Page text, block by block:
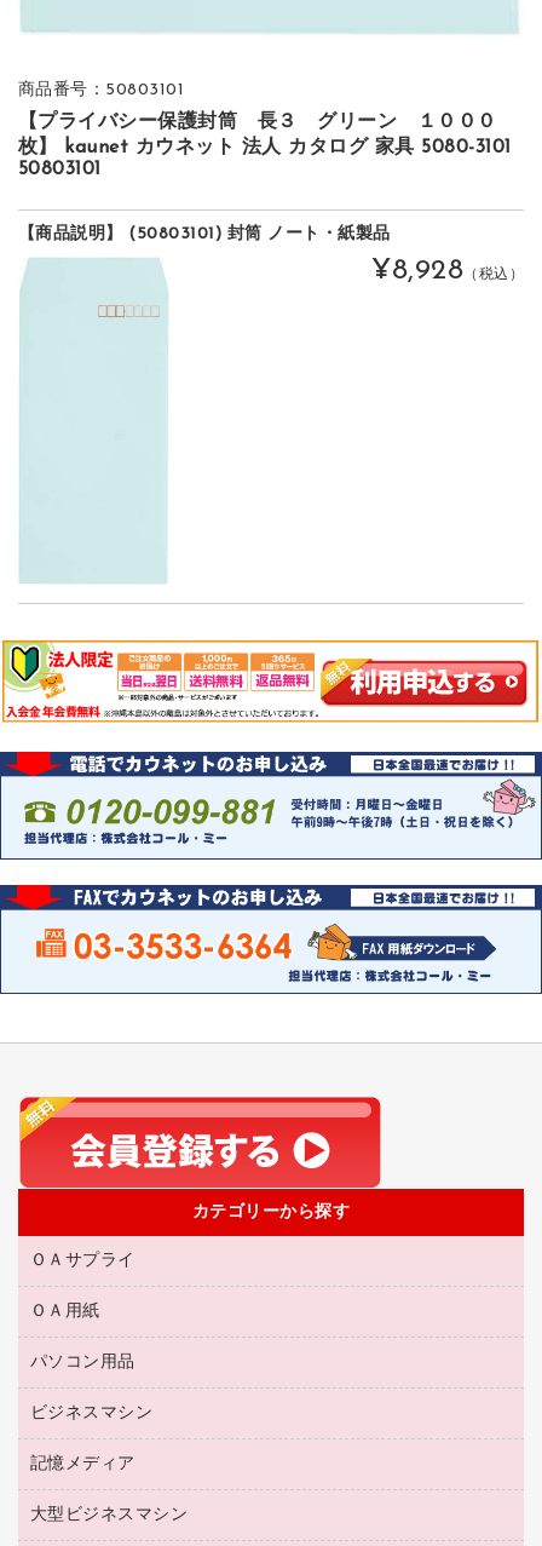
商品番号：50803101
【プライバシー保護封筒 長３ グリーン １０００
枚】 kaunet カウネット 法人 カタログ 家具 5080-3101
50803101
【商品説明】 (50803101) 封筒 ノート・紙製品
¥8,928 （税込）
カテゴリーから探す
ＯＡサプライ
互換インクカートリッジ
リサイクルトナー（プール方式）
リサイクルインクカートリッジ
プリンタ用リボン
トナーカートリッジ
ＯＡ用紙
名刺用紙
ワープロ用紙
ラベル用紙
プロッター用紙
パソコン用品
パソコン周辺機器
マウスパッド
マウス
ビジネスマシン
電話機
レーザープリンタ／複合機
メモリーカード
記憶メディア
ブルーレイディスク
大型ビジネスマシン